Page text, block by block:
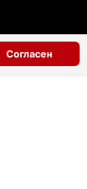
Согласен